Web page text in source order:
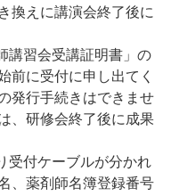
換えに講演会終了後に
講習会受講証明書」の
前に受付に申し出てく
発行手続きはできませ
、研修会終了後に成果
受付ケーブルが分かれ
、薬剤師名簿登録番号